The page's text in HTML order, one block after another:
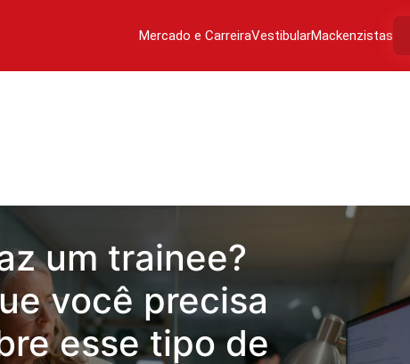
Mercado e CarreiraVestibularMackenzistas
um trainee?
você precisa
esse tipo de